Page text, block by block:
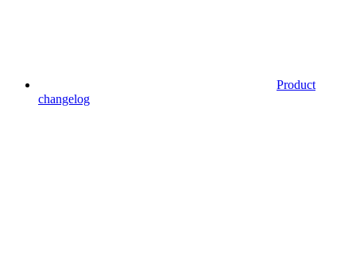
Product
changelog